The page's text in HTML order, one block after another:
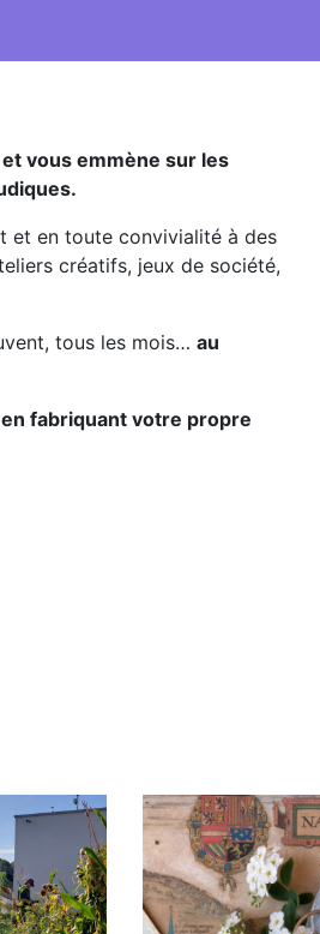
vous emmène sur les
et en toute convivialité à des
créatifs, jeux de société,
tous les mois… au
fabriquant votre propre